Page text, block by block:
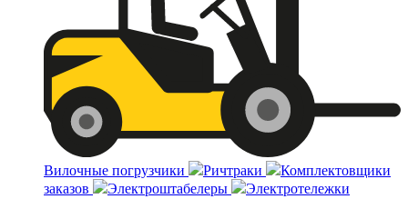
Вилочные погрузчики Ричтраки
Комплектовщики
заказов
Электроштабелеры Электротележки